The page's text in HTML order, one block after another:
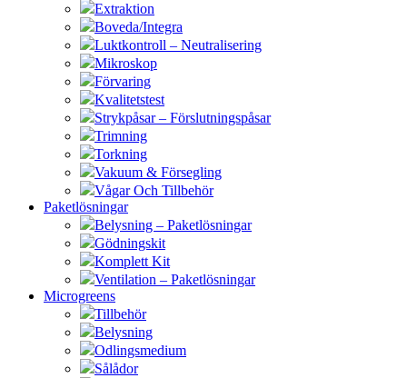
Extraktion
Boveda/Integra
Luktkontroll – Neutralisering
Mikroskop
Förvaring
Kvalitetstest
Strykpåsar – Förslutningspåsar
Trimning
Torkning
Vakuum & Försegling
Vågar Och Tillbehör
Paketlösningar
Belysning – Paketlösningar
Gödningskit
Komplett Kit
Ventilation – Paketlösningar
Microgreens
Tillbehör
Belysning
Odlingsmedium
Sålådor